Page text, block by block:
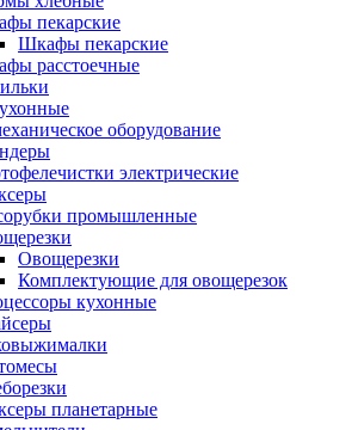
пекарские
Шкафы пекарские
расстоечные
оборудование
электрические
промышленные
Овощерезки
Комплектующие для овощерезок
кухонные
планетарные